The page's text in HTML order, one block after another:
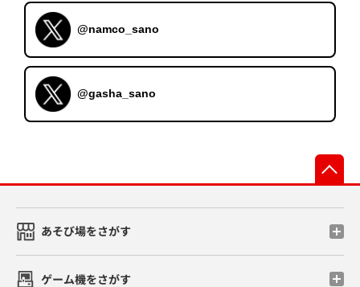
@namco_sano
@gasha_sano
あそび場をさがす
ゲーム機をさがす